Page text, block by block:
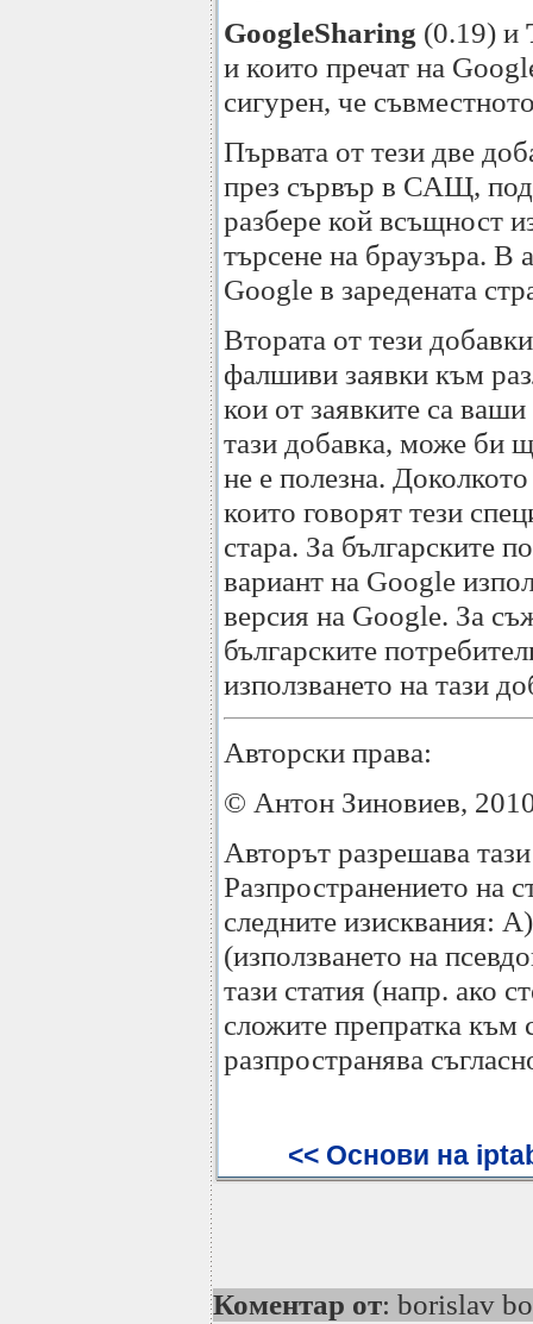
GoogleSharing (0.19) и
и които пречат на
сигурен, че
Първата от тези две
през сървър в САЩ,
разбере кой всъщност
търсене на браузъра. В
Google в заредената
Втората от тези
фалшиви заявки към
кои от заявките са
тази добавка, може би
не е полезна.
които говорят тези
стара. За българските
вариант на Google
версия на Google. За
българските
използването на тази
Авторски права:
© Антон Зиновиев,
Авторът разрешава
Разпространението на
следните изисквания:
(използването на
тази статия (напр. ако
сложите препратка към
разпространява
<< Основи на
Коментар от: borislav